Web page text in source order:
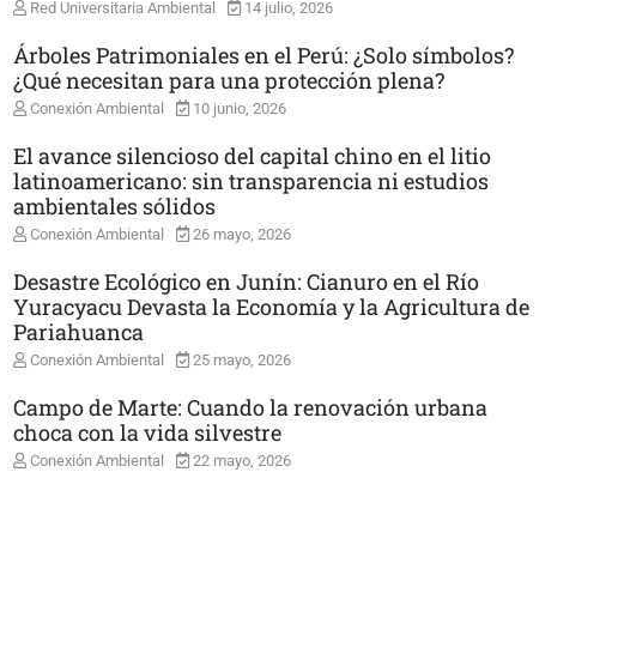
Red Universitaria Ambiental 14 julio, 2026
Árboles Patrimoniales en el Perú: ¿Solo símbolos?
¿Qué necesitan para una protección plena?
Conexión Ambiental 10 junio, 2026
El avance silencioso del capital chino en el litio
latinoamericano: sin transparencia ni estudios
ambientales sólidos
Conexión Ambiental 26 mayo, 2026
Desastre Ecológico en Junín: Cianuro en el Río
Yuracyacu Devasta la Economía y la Agricultura de
Pariahuanca
Conexión Ambiental 25 mayo, 2026
Campo de Marte: Cuando la renovación urbana
choca con la vida silvestre
Conexión Ambiental 22 mayo, 2026